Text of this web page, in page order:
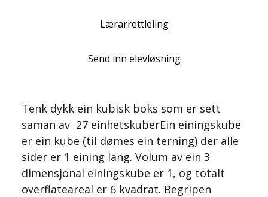
Lærarrettleiing
Send inn elevløsning
Tenk dykk ein kubisk boks som er sett
saman av 27 einhetskuberEin einingskube
er ein kube (til dømes ein terning) der alle
sider er 1 eining lang. Volum av ein 3
dimensjonal einingskube er 1, og totalt
overflateareal er 6 kvadrat. Begripen